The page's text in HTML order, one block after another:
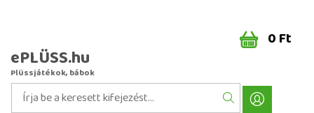
ePLÜSS.hu
Plüssjátékok, bábok
0 Ft